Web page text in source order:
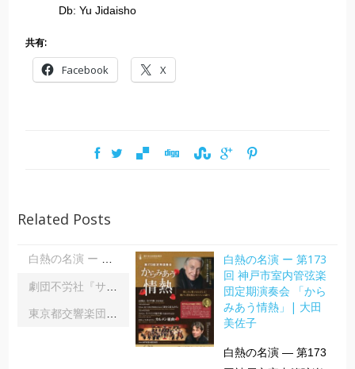
Db: Yu Jidaisho
共有:
Facebook X
Related Posts
白熱の名演 ー 第173回 神戸市室内管弦楽団定期演奏会 「からみあう情熱」| 大田美佐子
白熱の名演 ー 第173
回 神戸市室内管弦楽
団定期演奏会 「から
みあう情熱」| 大田
美佐子
白熱の名演 ― 第173